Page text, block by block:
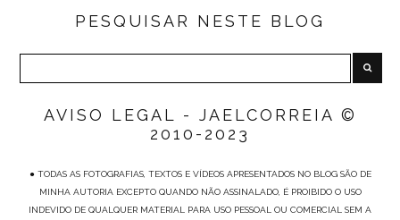
PESQUISAR NESTE BLOG
AVISO LEGAL - JAELCORREIA ©
2010-2023
● TODAS AS FOTOGRAFIAS, TEXTOS E VÍDEOS APRESENTADOS NO BLOG SÃO DE
MINHA AUTORIA EXCEPTO QUANDO NÃO ASSINALADO, É PROIBIDO O USO
INDEVIDO DE QUALQUER MATERIAL PARA USO PESSOAL OU COMERCIAL SEM A